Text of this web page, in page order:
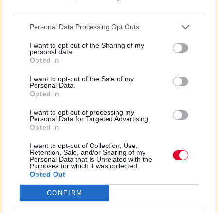
Personal Data Processing Opt Outs
I want to opt-out of the Sharing of my
personal data.
Opted In
I want to opt-out of the Sale of my
Personal Data.
Opted In
I want to opt-out of processing my
Personal Data for Targeted Advertising.
Opted In
I want to opt-out of Collection, Use,
Retention, Sale, and/or Sharing of my
Personal Data that Is Unrelated with the
Purposes for which it was collected.
Opted Out
CONFIRM
SHOPPING
Τα βασικά κομμάτια της capsule καλοκαιρινής
γκαρνταρόμπας
Fashion: όλα για τη μόδα από το allyou.gr